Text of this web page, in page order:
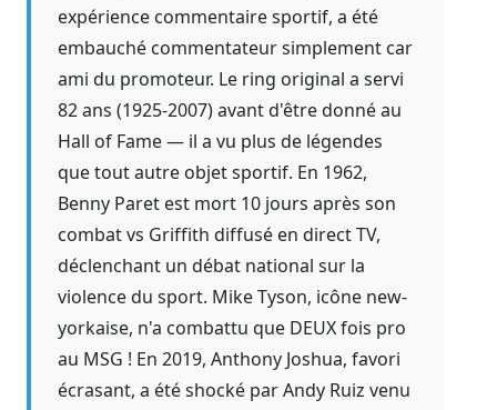
expérience commentaire sportif, a été
embauché commentateur simplement car
ami du promoteur. Le ring original a servi
82 ans (1925-2007) avant d'être donné au
Hall of Fame — il a vu plus de légendes
que tout autre objet sportif. En 1962,
Benny Paret est mort 10 jours après son
combat vs Griffith diffusé en direct TV,
déclenchant un débat national sur la
violence du sport. Mike Tyson, icône new-
yorkaise, n'a combattu que DEUX fois pro
au MSG ! En 2019, Anthony Joshua, favori
écrasant, a été shocké par Andy Ruiz venu